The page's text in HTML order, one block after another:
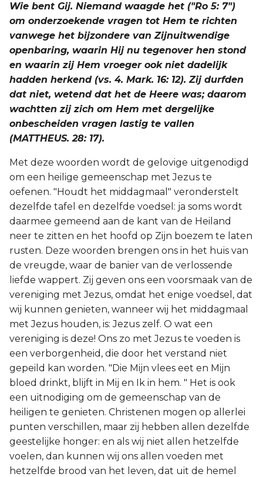
Wie bent Gij. Niemand waagde het ("Ro 5: 7")
om onderzoekende vragen tot Hem te richten
vanwege het bijzondere van Zijnuitwendige
openbaring, waarin Hij nu tegenover hen stond
en waarin zij Hem vroeger ook niet dadelijk
hadden herkend (vs. 4. Mark. 16: 12). Zij durfden
dat niet, wetend dat het de Heere was; daarom
wachtten zij zich om Hem met dergelijke
onbescheiden vragen lastig te vallen
(MATTHEUS. 28: 17).
Met deze woorden wordt de gelovige uitgenodigd
om een heilige gemeenschap met Jezus te
oefenen. "Houdt het middagmaal" veronderstelt
dezelfde tafel en dezelfde voedsel: ja soms wordt
daarmee gemeend aan de kant van de Heiland
neer te zitten en het hoofd op Zijn boezem te laten
rusten. Deze woorden brengen ons in het huis van
de vreugde, waar de banier van de verlossende
liefde wappert. Zij geven ons een voorsmaak van de
vereniging met Jezus, omdat het enige voedsel, dat
wij kunnen genieten, wanneer wij het middagmaal
met Jezus houden, is: Jezus zelf. O wat een
vereniging is deze! Ons zo met Jezus te voeden is
een verborgenheid, die door het verstand niet
gepeild kan worden. "Die Mijn vlees eet en Mijn
bloed drinkt, blijft in Mij en Ik in hem. " Het is ook
een uitnodiging om de gemeenschap van de
heiligen te genieten. Christenen mogen op allerlei
punten verschillen, maar zij hebben allen dezelfde
geestelijke honger: en als wij niet allen hetzelfde
voelen, dan kunnen wij ons allen voeden met
hetzelfde brood van het leven, dat uit de hemel